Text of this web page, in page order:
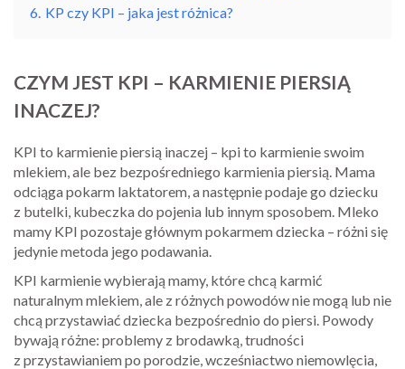
6. KP czy KPI – jaka jest różnica?
CZYM JEST KPI – KARMIENIE PIERSIĄ
INACZEJ?
KPI to karmienie piersią inaczej – kpi to karmienie swoim
mlekiem, ale bez bezpośredniego karmienia piersią. Mama
odciąga pokarm laktatorem, a następnie podaje go dziecku
z butelki, kubeczka do pojenia lub innym sposobem. Mleko
mamy KPI pozostaje głównym pokarmem dziecka – różni się
jedynie metoda jego podawania.
KPI karmienie wybierają mamy, które chcą karmić
naturalnym mlekiem, ale z różnych powodów nie mogą lub nie
chcą przystawiać dziecka bezpośrednio do piersi. Powody
bywają różne: problemy z brodawką, trudności
z przystawianiem po porodzie, wcześniactwo niemowlęcia,